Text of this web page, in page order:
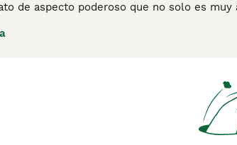
de aspecto poderoso que no solo es
encantadoras, que combinan
juguetón y cariñoso con un ronroneo
para